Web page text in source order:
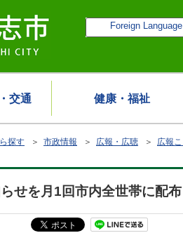
Foreign Language
交通 健康・福祉
探す ＞ 市政情報 ＞ 広報・広聴 ＞ 広報
せを月1回市内全世帯に配